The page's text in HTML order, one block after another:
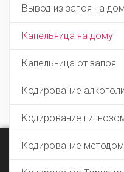
Вывод из запоя на
Капельница на дому
Капельница от запоя
Кодирование
Кодирование
Кодирование
Этот сайт использует
Продолжая использовать